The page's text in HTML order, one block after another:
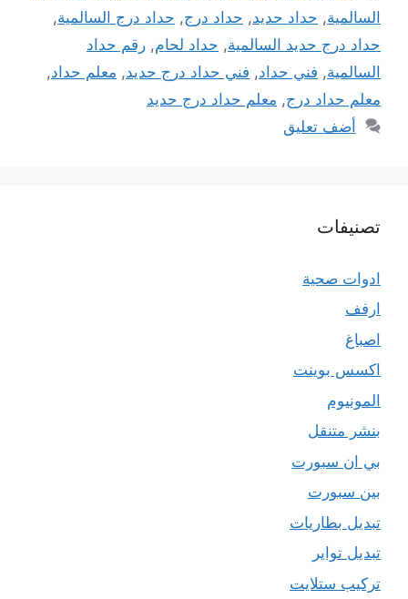
السالمية, حداد حديد, حداد درج, حداد درج السالمية,
حداد درج حديد السالمية, حداد لحام, رقم حداد
السالمية, فني حداد, فني حداد درج حديد, معلم حداد,
معلم حداد درج, معلم حداد درج حديد
أضف تعليق
تصنيفات
ادوات صحية
ارفف
اصباغ
اكسس بوينت
المونيوم
بنشر متنقل
بي ان سبورت
بين سبورت
تبديل بطاريات
تبديل تواير
تركيب ستلايت